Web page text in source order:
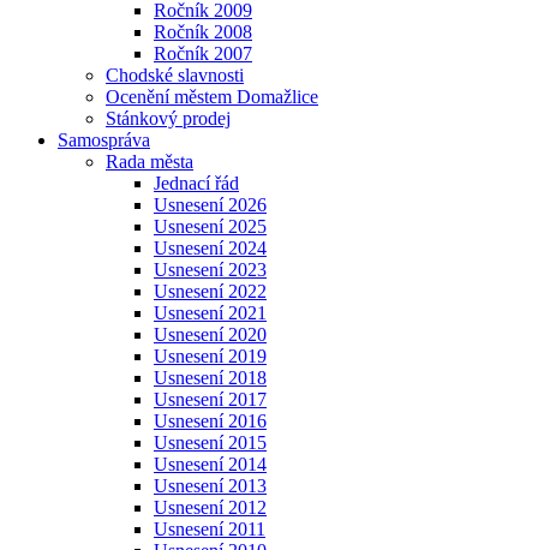
Ročník 2009
Ročník 2008
Ročník 2007
Chodské slavnosti
Ocenění městem Domažlice
Stánkový prodej
Samospráva
Rada města
Jednací řád
Usnesení 2026
Usnesení 2025
Usnesení 2024
Usnesení 2023
Usnesení 2022
Usnesení 2021
Usnesení 2020
Usnesení 2019
Usnesení 2018
Usnesení 2017
Usnesení 2016
Usnesení 2015
Usnesení 2014
Usnesení 2013
Usnesení 2012
Usnesení 2011